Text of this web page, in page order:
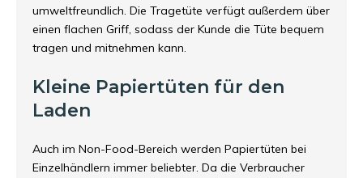
umweltfreundlich. Die Tragetüte verfügt außerdem über
einen flachen Griff, sodass der Kunde die Tüte bequem
tragen und mitnehmen kann.
Kleine Papiertüten für den
Laden
Auch im Non-Food-Bereich werden Papiertüten bei
Einzelhändlern immer beliebter. Da die Verbraucher